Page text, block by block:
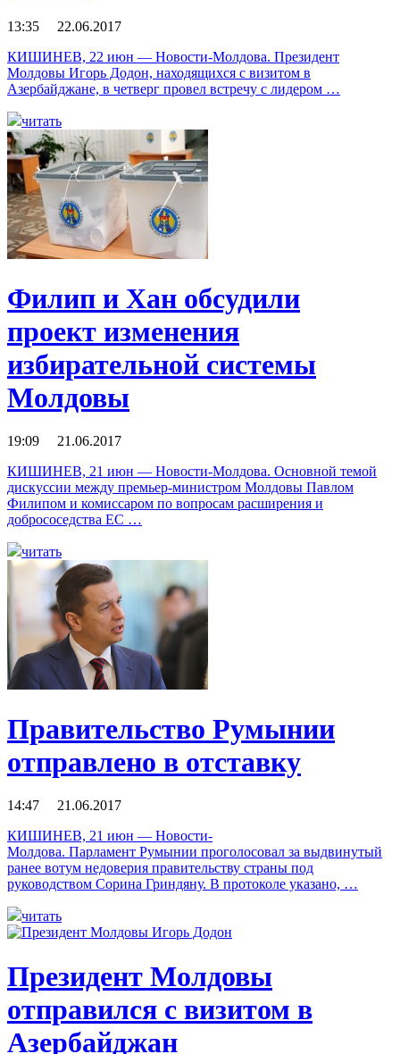
13:35 22.06.2017
КИШИНЕВ, 22 июн — Новости-Молдова. Президент
Молдовы Игорь Додон, находящихся с визитом в
Азербайджане, в четверг провел встречу с лидером …
читать
Филип и Хан обсудили
проект изменения
избирательной системы
Молдовы
19:09 21.06.2017
КИШИНЕВ, 21 июн — Новости-Молдова. Основной темой
дискуссии между премьер-министром Молдовы Павлом
Филипом и комиссаром по вопросам расширения и
добрососедства ЕС …
читать
Правительство Румынии
отправлено в отставку
14:47 21.06.2017
КИШИНЕВ, 21 июн — Новости-
Молдова. Парламент Румынии проголосовал за выдвинутый
ранее вотум недоверия правительству страны под
руководством Сорина Гриндяну. В протоколе указано, …
читать
Президент Молдовы
отправился с визитом в
Азербайджан